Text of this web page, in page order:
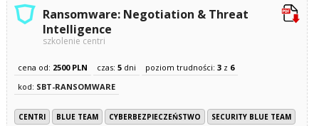
Ransomware: Negotiation & Threat
Intelligence
szkolenie centri
cena od: 2500 PLN czas: 5dni poziom trudności: 3z 6
kod: SBT-RANSOMWARE
CENTRI BLUE TEAM CYBERBEZPIECZEŃSTWO SECURITY BLUE TEAM